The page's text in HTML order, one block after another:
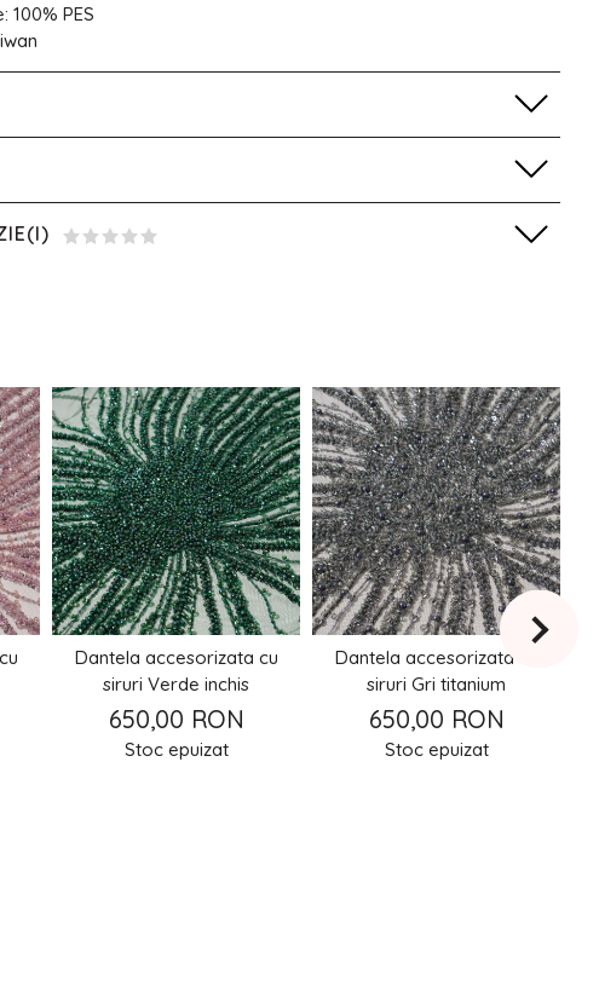
100% PES
Dantela accesorizata cu
siruri Verde inchis
650,00 RON
Stoc epuizat
Dantela accesorizata cu
siruri Gri titanium
650,00 RON
Stoc epuizat